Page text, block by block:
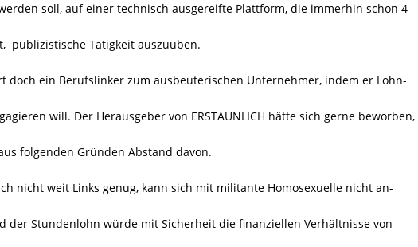
soll, auf einer technisch ausgereifte Plattform, die immerhin schon 4
publizistische Tätigkeit auszuüben.
doch ein Berufslinker zum ausbeuterischen Unternehmer, indem er Lohn-
will. Der Herausgeber von ERSTAUNLICH hätte sich gerne beworben,
folgenden Gründen Abstand davon.
nicht weit Links genug, kann sich mit militante Homosexuelle nicht an-
der Stundenlohn würde mit Sicherheit die finanziellen Verhältnisse von